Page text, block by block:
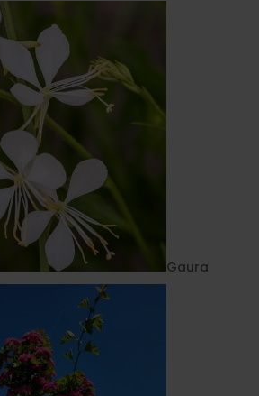
Gaura